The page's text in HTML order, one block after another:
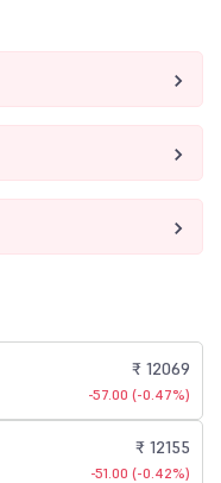
₹ 12069
-57.00 (-0.47%)
₹ 12155
-51.00 (-0.42%)